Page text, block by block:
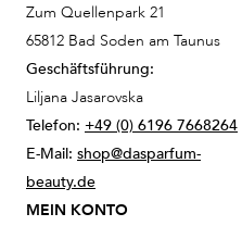
Zum Quellenpark 21
65812 Bad Soden am Taunus
Geschäftsführung:
Liljana Jasarovska
Telefon: +49 (0) 6196 7668264
E-Mail: shop@dasparfum-
beauty.de
MEIN KONTO